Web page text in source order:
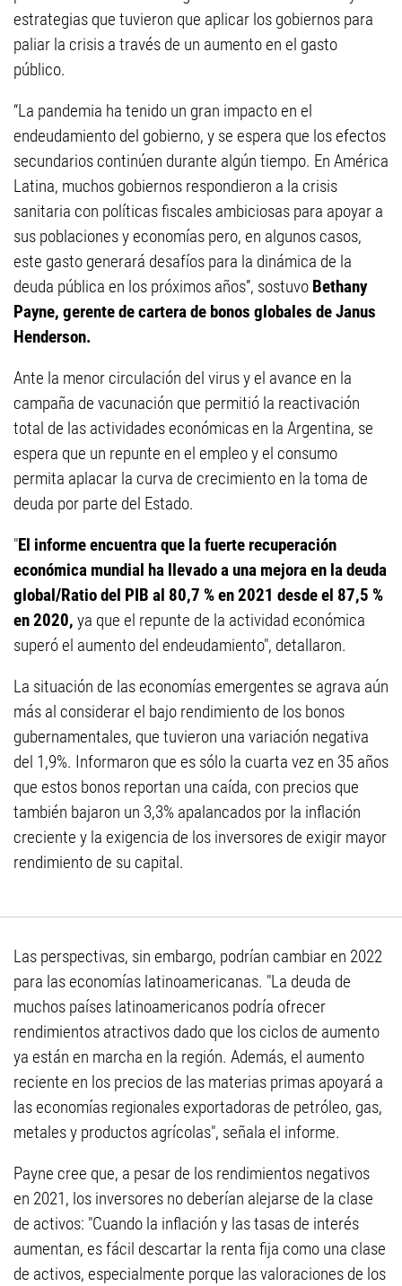
estrategias que tuvieron que aplicar los gobiernos para
paliar la crisis a través de un aumento en el gasto
público.
“La pandemia ha tenido un gran impacto en el
endeudamiento del gobierno, y se espera que los efectos
secundarios continúen durante algún tiempo. En América
Latina, muchos gobiernos respondieron a la crisis
sanitaria con políticas fiscales ambiciosas para apoyar a
sus poblaciones y economías pero, en algunos casos,
este gasto generará desafíos para la dinámica de la
deuda pública en los próximos años”, sostuvo Bethany
Payne, gerente de cartera de bonos globales de Janus
Henderson.
Ante la menor circulación del virus y el avance en la
campaña de vacunación que permitió la reactivación
total de las actividades económicas en la Argentina, se
espera que un repunte en el empleo y el consumo
permita aplacar la curva de crecimiento en la toma de
deuda por parte del Estado.
"El informe encuentra que la fuerte recuperación
económica mundial ha llevado a una mejora en la deuda
global/Ratio del PIB al 80,7 % en 2021 desde el 87,5 %
en 2020, ya que el repunte de la actividad económica
superó el aumento del endeudamiento", detallaron.
La situación de las economías emergentes se agrava aún
más al considerar el bajo rendimiento de los bonos
gubernamentales, que tuvieron una variación negativa
del 1,9%. Informaron que es sólo la cuarta vez en 35 años
que estos bonos reportan una caída, con precios que
también bajaron un 3,3% apalancados por la inflación
creciente y la exigencia de los inversores de exigir mayor
rendimiento de su capital.
Las perspectivas, sin embargo, podrían cambiar en 2022
para las economías latinoamericanas. "La deuda de
muchos países latinoamericanos podría ofrecer
rendimientos atractivos dado que los ciclos de aumento
ya están en marcha en la región. Además, el aumento
reciente en los precios de las materias primas apoyará a
las economías regionales exportadoras de petróleo, gas,
metales y productos agrícolas", señala el informe.
Payne cree que, a pesar de los rendimientos negativos
en 2021, los inversores no deberían alejarse de la clase
de activos: "Cuando la inflación y las tasas de interés
aumentan, es fácil descartar la renta fija como una clase
de activos, especialmente porque las valoraciones de los